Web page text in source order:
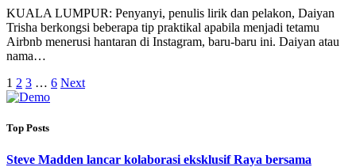
KUALA LUMPUR: Penyanyi, penulis lirik dan pelakon, Daiyan
Trisha berkongsi beberapa tip praktikal apabila menjadi tetamu
Airbnb menerusi hantaran di Instagram, baru-baru ini. Daiyan atau
nama…
1 2 3 … 6 Next
Top Posts
Steve Madden lancar kolaborasi eksklusif Raya bersama